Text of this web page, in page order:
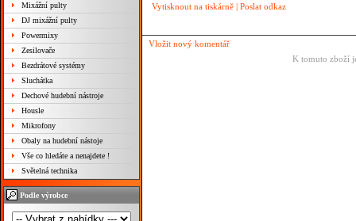
Mixážní pulty
DJ mixážní pulty
Powermixy
Zesilovače
Bezdrátové systémy
Sluchátka
Dechové hudební nástroje
Housle
Mikrofony
Obaly na hudební nástoje
Vše co hledáte a nenajdete !
Světelná technika
Podle výrobce
Vytisknout na tiskárně | Poslat odkaz
Vložit nový komentář
K tomuto zboží